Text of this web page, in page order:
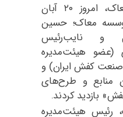
به گزارش روابط‌عمومی معاک، امروز ۲۰ آبان
موسسه معاک؛ حسین
و نایب‌رئیس
(عضو هیئت‌مدیره
کفش ایران) و
منابع و طرح‌های
بازدید کردند.
رئیس هیئت‌مدیره